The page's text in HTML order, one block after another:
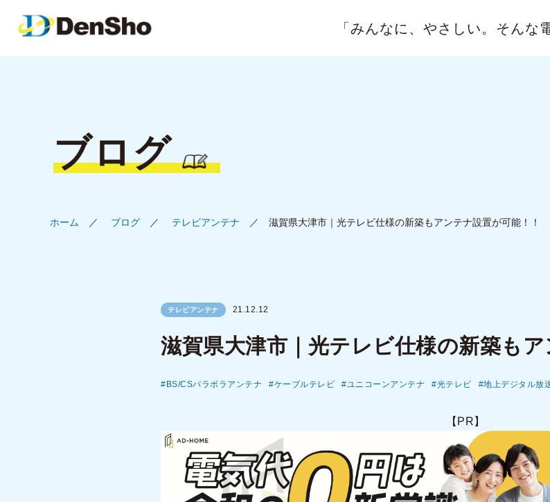
「みんなに、やさしい。 そんな
ブログ
ホーム ブログ テレビアンテナ 滋賀県大津市｜光テレビ仕様の新築もアンテナ設置が可能！！
テレビアンテナ 21.12.12
滋賀県大津市｜光テレビ仕様の新築もア
BS/CSパラボラアンテナ ケーブルテレビ ユニコーンアンテナ 光テレビ 地上デジタル放
【PR】